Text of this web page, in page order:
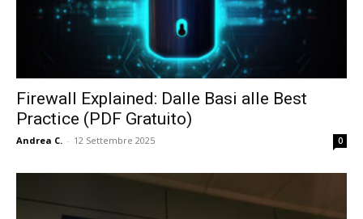
Firewall Explained: Dalle Basi alle Best
Practice (PDF Gratuito)
Andrea C. - 12 Settembre 2025 0